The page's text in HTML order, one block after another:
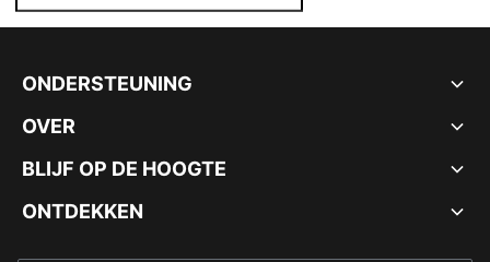
ONDERSTEUNING
OVER
BLIJF OP DE HOOGTE
ONTDEKKEN